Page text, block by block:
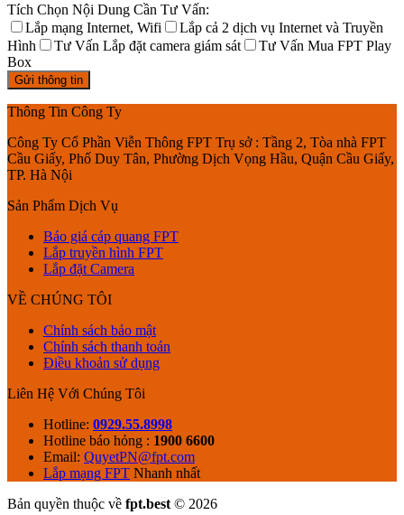
Tích Chọn Nội Dung Cần Tư Vấn:
Lắp mạng Internet, Wifi
Lắp cả 2 dịch vụ Internet và Truyền
Hình
Tư Vấn Lắp đặt camera giám sát
Tư Vấn Mua FPT Play
Box
Thông Tin Công Ty
Công Ty Cổ Phần Viễn Thông FPT Trụ sở : Tầng 2, Tòa nhà FPT
Cầu Giấy, Phố Duy Tân, Phường Dịch Vọng Hầu, Quận Cầu Giấy,
TP. Hà Nội
Sản Phẩm Dịch Vụ
Báo giá cáp quang FPT
Lắp truyền hình FPT
Lắp đặt Camera
VỀ CHÚNG TÔI
Chính sách bảo mật
Chính sách thanh toán
Điều khoản sử dụng
Liên Hệ Với Chúng Tôi
Hotline: 0929.55.8998
Hotline báo hỏng : 1900 6600
Email: QuyetPN@fpt.com
Lắp mạng FPT Nhanh nhất
Bản quyền thuộc về fpt.best © 2026